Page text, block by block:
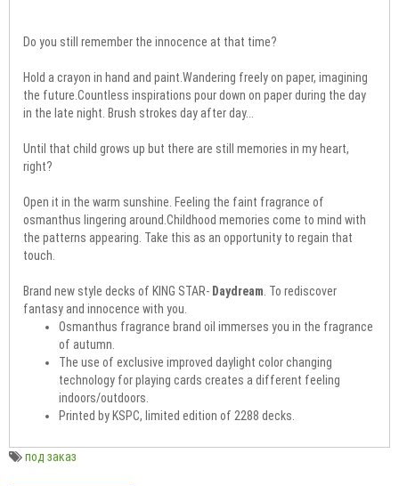
Do you still remember the innocence at that time?
Hold a crayon in hand and paint.Wandering freely on paper, imagining
the future.Countless inspirations pour down on paper during the day
in the late night. Brush strokes day after day...
Until that child grows up but there are still memories in my heart,
right?
Open it in the warm sunshine. Feeling the faint fragrance of
osmanthus lingering around.Childhood memories come to mind with
the patterns appearing. Take this as an opportunity to regain that
touch.
Brand new style decks of KING STAR- Daydream . To rediscover
fantasy and innocence with you.
Osmanthus fragrance brand oil immerses you in the fragrance
of autumn.
The use of exclusive improved daylight color changing
technology for playing cards creates a different feeling
indoors/outdoors.
Printed by KSPC, limited edition of 2288 decks.
под заказ